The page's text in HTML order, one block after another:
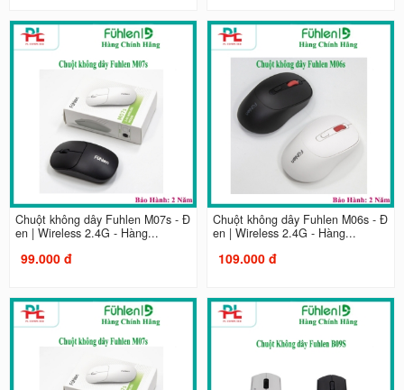
Chuột không dây Fuhlen M07s - Đ
en | Wireless 2.4G - Hàng...
99.000 đ
Chuột không dây Fuhlen M06s - Đ
en | Wireless 2.4G - Hàng...
109.000 đ